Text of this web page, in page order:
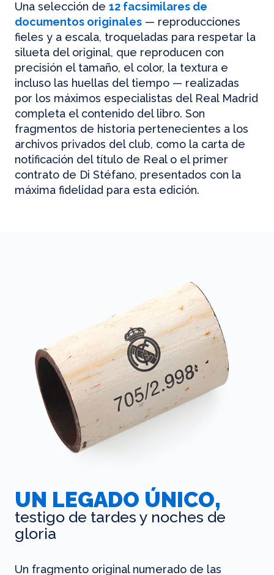
Una selección de 12 facsimilares de
documentos originales — reproducciones
fieles y a escala, troqueladas para respetar la
silueta del original, que reproducen con
precisión el tamaño, el color, la textura e
incluso las huellas del tiempo — realizadas
por los máximos especialistas del Real Madrid
completa el contenido del libro. Son
fragmentos de historia pertenecientes a los
archivos privados del club, como la carta de
notificación del título de Real o el primer
contrato de Di Stéfano, presentados con la
máxima fidelidad para esta edición.
UN LEGADO ÚNICO,
testigo de tardes y noches de
gloria
Un fragmento original numerado de las